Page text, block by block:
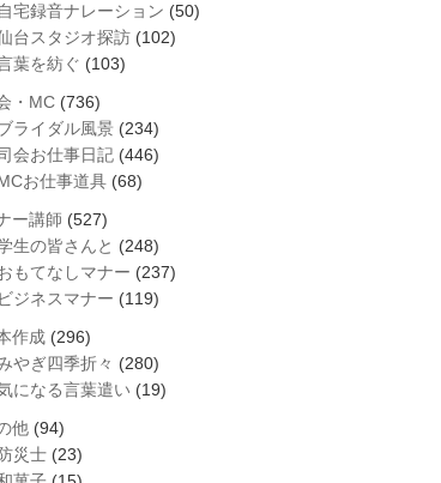
自宅録音ナレーション (50)
台スタジオ探訪(102)
葉を紡ぐ (103)
・MC(736)
ライダル風景(234)
会お仕事日記(446)
お仕事道具(68)
ー講師 (527)
生の皆さんと (248)
もてなしマナー (237)
ビジネスマナー (119)
作成(296)
やぎ四季折々 (280)
になる言葉遣い (19)
他(94)
防災士(23)